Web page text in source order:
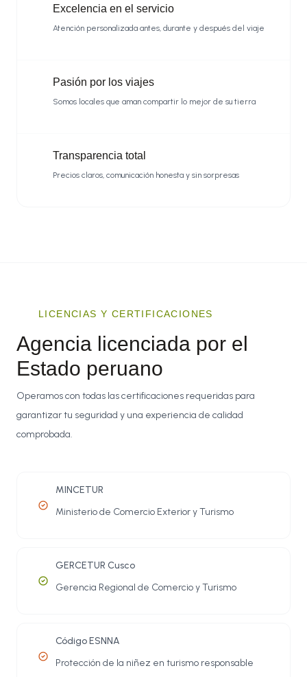
Excelencia en el servicio
Atención personalizada antes, durante y después del viaje
Pasión por los viajes
Somos locales que aman compartir lo mejor de su tierra
Transparencia total
Precios claros, comunicación honesta y sin sorpresas
LICENCIAS Y CERTIFICACIONES
Agencia licenciada por el
Estado peruano
Operamos con todas las certificaciones requeridas para
garantizar tu seguridad y una experiencia de calidad
comprobada.
MINCETUR
Ministerio de Comercio Exterior y Turismo
GERCETUR Cusco
Gerencia Regional de Comercio y Turismo
Código ESNNA
Protección de la niñez en turismo responsable